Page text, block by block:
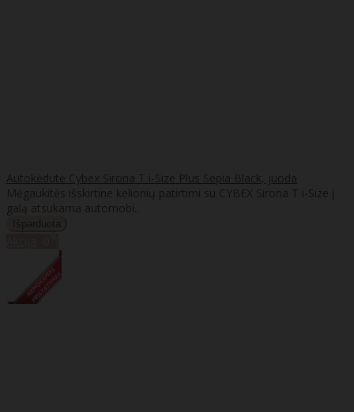
Autokėdutė Cybex Sirona T i-Size Plus Sepia Black, juoda
Mėgaukitės išskirtine kelionių patirtimi su CYBEX Sirona T i-Size į
galą atsukama automobi..